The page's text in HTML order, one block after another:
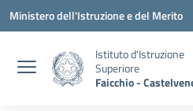
Vai ai contenuti
Vai al menu di navigazione
Vai al footer
Ministero dell'Istruzione e del Merito
Istituto d'Istruzione
Superiore
Faicchio -